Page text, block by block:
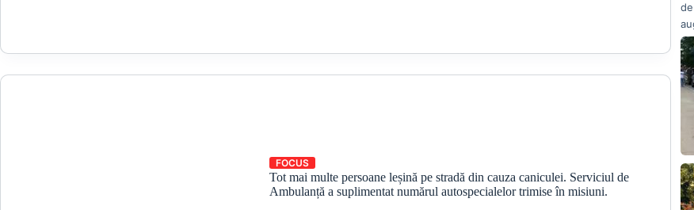
FOCUS
Tot mai multe persoane leșină pe stradă din cauza caniculei. Serviciul de
Ambulanță a suplimentat numărul autospecialelor trimise în misiuni.